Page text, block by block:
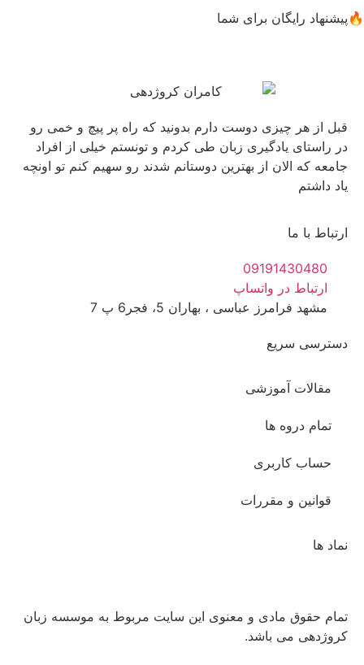
🔥پیشنهاد رایگان برای شما
قبل از هر چیزی دوست دارم بدونید که راه پر پیچ و خمی رو
در راستای یادگیری زبان طی کردم و تونستم خیلی از افراد
جامعه که الان از بهترین دوستانم شدند رو سهیم کنم تو اونچه
یاد داشتم
ارتباط با ما
09191430480
ارتباط در واتساپ
مشهد فرامرز عباسی ، بهاران 5، فجر6 پ 7
دسترسی سریع
مقالات آموزشی
تمام دروه ها
حساب کاربری
قوانین و مقررات
نماد ها
تمام حقوق مادی و معنوی این سایت مربوط به موسسه زبان
کروژدهی می باشد.